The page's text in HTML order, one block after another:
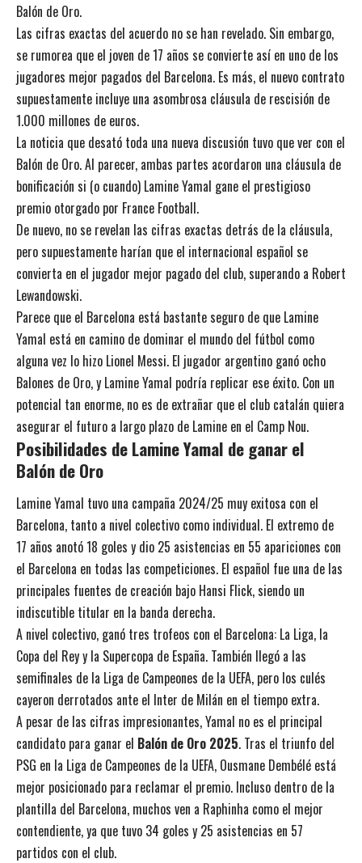
Balón de Oro.
Las cifras exactas del acuerdo no se han revelado. Sin embargo,
se rumorea que el joven de 17 años se convierte así en uno de los
jugadores mejor pagados del Barcelona. Es más, el nuevo contrato
supuestamente incluye una asombrosa cláusula de rescisión de
1.000 millones de euros.
La noticia que desató toda una nueva discusión tuvo que ver con el
Balón de Oro. Al parecer, ambas partes acordaron una cláusula de
bonificación si (o cuando) Lamine Yamal gane el prestigioso
premio otorgado por France Football.
De nuevo, no se revelan las cifras exactas detrás de la cláusula,
pero supuestamente harían que el internacional español se
convierta en el jugador mejor pagado del club, superando a Robert
Lewandowski.
Parece que el Barcelona está bastante seguro de que Lamine
Yamal está en camino de dominar el mundo del fútbol como
alguna vez lo hizo Lionel Messi. El jugador argentino ganó ocho
Balones de Oro, y Lamine Yamal podría replicar ese éxito. Con un
potencial tan enorme, no es de extrañar que el club catalán quiera
asegurar el futuro a largo plazo de Lamine en el Camp Nou.
Posibilidades de Lamine Yamal de ganar el
Balón de Oro
Lamine Yamal tuvo una campaña 2024/25 muy exitosa con el
Barcelona, tanto a nivel colectivo como individual. El extremo de
17 años anotó 18 goles y dio 25 asistencias en 55 apariciones con
el Barcelona en todas las competiciones. El español fue una de las
principales fuentes de creación bajo Hansi Flick, siendo un
indiscutible titular en la banda derecha.
A nivel colectivo, ganó tres trofeos con el Barcelona: La Liga, la
Copa del Rey y la Supercopa de España. También llegó a las
semifinales de la Liga de Campeones de la UEFA, pero los culés
cayeron derrotados ante el Inter de Milán en el tiempo extra.
A pesar de las cifras impresionantes, Yamal no es el principal
candidato para ganar el Balón de Oro 2025. Tras el triunfo del
PSG en la Liga de Campeones de la UEFA, Ousmane Dembélé está
mejor posicionado para reclamar el premio. Incluso dentro de la
plantilla del Barcelona, muchos ven a Raphinha como el mejor
contendiente, ya que tuvo 34 goles y 25 asistencias en 57
partidos con el club.